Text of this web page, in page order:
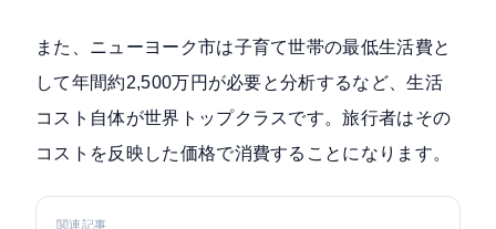
また、ニューヨーク市は子育て世帯の最低生活費と
して年間約2,500万円が必要と分析するなど、生活
コスト自体が世界トップクラスです。旅行者はその
コストを反映した価格で消費することになります。
関連記事